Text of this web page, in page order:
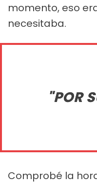
momento, eso
necesitaba.
"POR
Comprobé la